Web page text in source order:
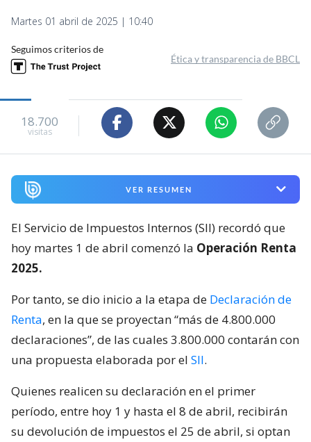
Martes 01 abril de 2025 | 10:40
Seguimos criterios de
Ética y transparencia de BBCL
18.700
visitas
VER RESUMEN
El Servicio de Impuestos Internos (SII) recordó que
hoy martes 1 de abril comenzó la Operación Renta
2025.
Por tanto, se dio inicio a la etapa de Declaración de
Renta, en la que se proyectan “más de 4.800.000
declaraciones”, de las cuales 3.800.000 contarán con
una propuesta elaborada por el SII.
Quienes realicen su declaración en el primer
período, entre hoy 1 y hasta el 8 de abril, recibirán
su devolución de impuestos el 25 de abril, si optan